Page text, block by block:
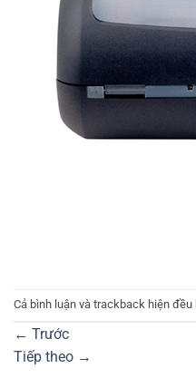
Cả bình luận và trackback hiện đều
← Trước
Tiếp theo →